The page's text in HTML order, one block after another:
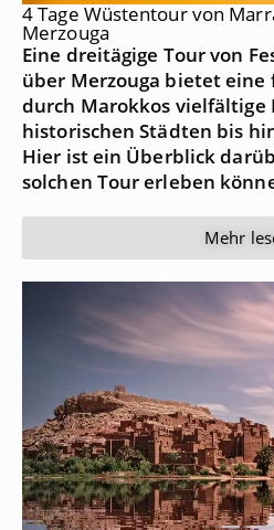
4 Tage Wüstentour von
Merzouga
Eine dreitägige Tour von
über Merzouga bietet eine
durch Marokkos vielfältige
historischen Städten bis
Hier ist ein Überblick
solchen Tour erleben
Mehr